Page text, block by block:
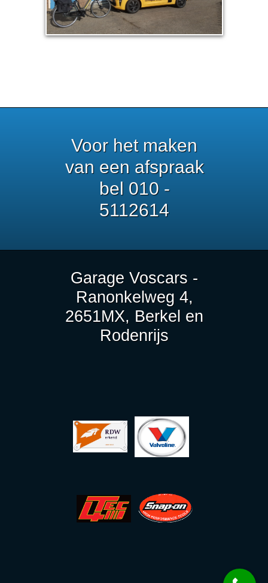
Voor het maken
van een afspraak
bel 010 -
5112614
Garage Voscars -
Ranonkelweg 4,
2651MX, Berkel en
Rodenrijs